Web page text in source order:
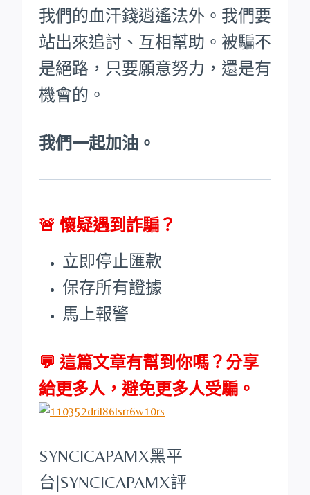
我們的血汗錢逍遙法外。 我們要
站出來追討、互相幫助。被騙不
是絕路，只要願意努力，還是有
機會的。
我們一起加油。
🚨 懷疑遇到詐騙？
立即停止匯款
保存所有證據
馬上報警
💬 這篇文章有幫到你嗎？分享
給更多人，避免更多人受騙。
SYNCICAPAMX黑平
台|SYNCICAPAMX評